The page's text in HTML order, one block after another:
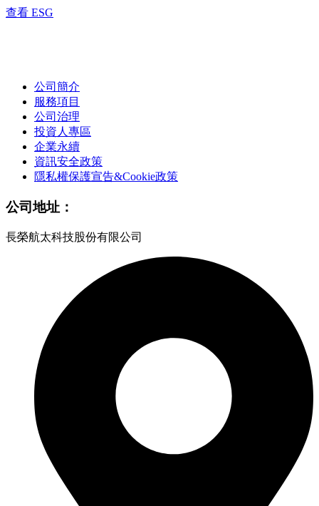
查看 ESG
公司簡介
服務項目
公司治理
投資人專區
企業永續
資訊安全政策
隱私權保護宣告&Cookie政策
公司地址：
長榮航太科技股份有限公司